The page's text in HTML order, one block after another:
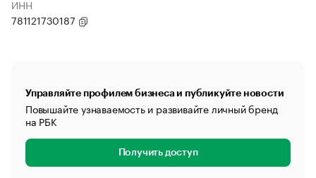
ИНН
781121730187
Управляйте профилем бизнеса и публикуйте новости
Повышайте узнаваемость и развивайте личный бренд
на РБК
Получить доступ